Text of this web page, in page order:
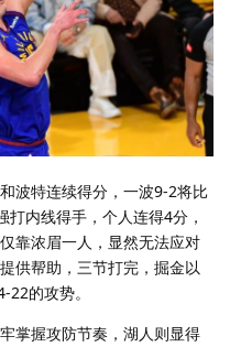
波特连续得分，一波9-2将比
内线得手，个人连得4分，
靠浓眉一人，显然无法应对
供帮助，三节打完，掘金以
的攻势。
掌握攻防节奏，湖人则显得